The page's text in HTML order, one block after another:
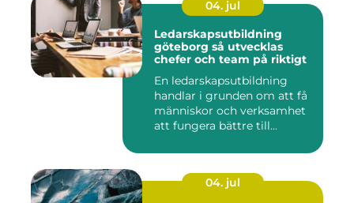
04. jul
Ledarskapsutbildning
göteborg så utvecklas
chefer och team på riktigt
En ledarskapsutbildning
handlar i grunden om att få
människor och verksamhet
att fungera bättre till...
04. jul